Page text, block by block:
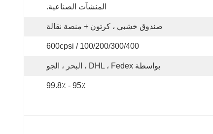
المنشآت الصناعية.
صندوق خشبي ، كرتون + منصة نقالة
100/200/300/400 / 600cpsi
بواسطة DHL ، Fedex ، البحر ، الجو
95٪ - 99.8٪